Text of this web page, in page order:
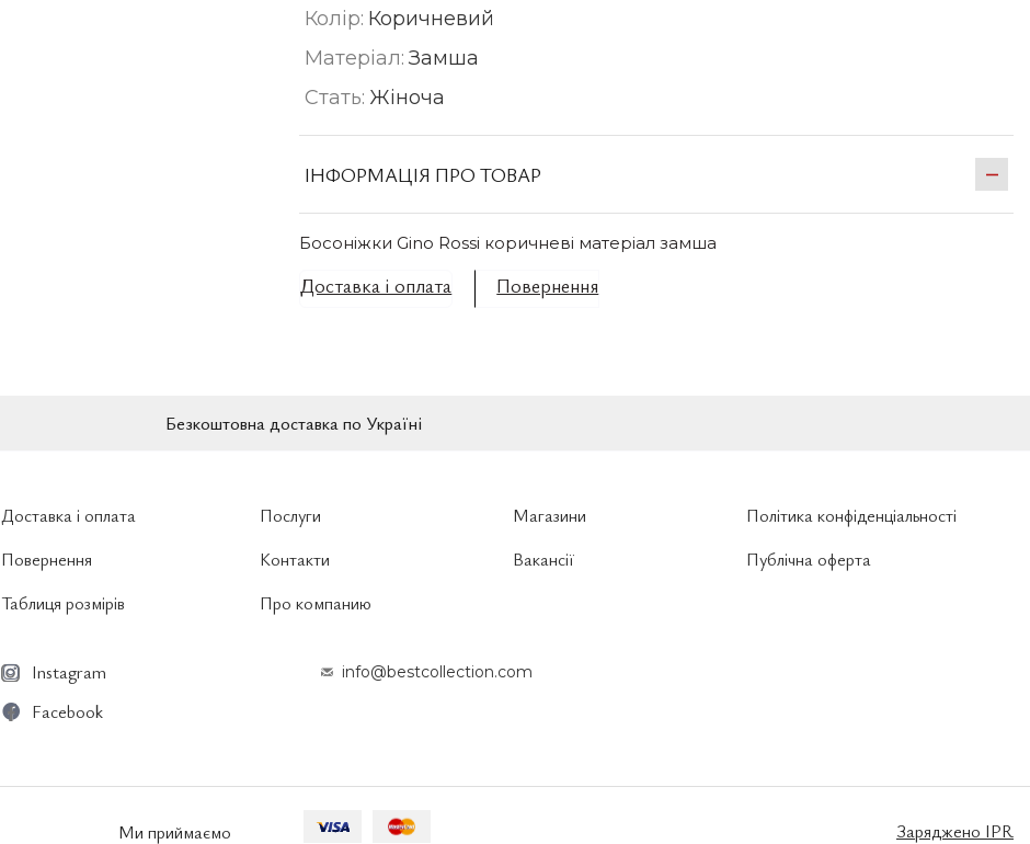
Колір: Коричневий
Матеріал: Замша
Стать: Жіноча
ІНФОРМАЦІЯ ПРО ТОВАР
Босоніжки Gino Rossi коричневі матеріал замша
Доставка і оплата Повернення
Безкоштовна доставка по Україні
Доставка і оплата
Повернення
Таблиця розмірів
Послуги
Контакти
Про компанию
Магазини
Вакансії
Політика конфіденціальності
Публічна оферта
Instagram
Facebook
info@bestcollection.com
Ми приймаємо Заряджено IPR